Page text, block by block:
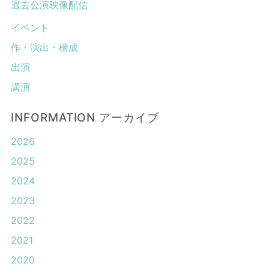
過去公演映像配信
イベント
作・演出・構成
出演
講演
INFORMATION アーカイブ
2026
2025
2024
2023
2022
2021
2020